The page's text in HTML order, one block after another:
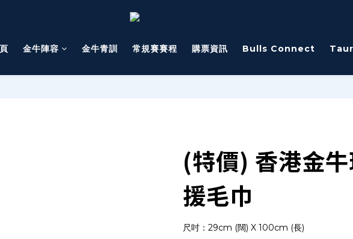
金牛陣容 金牛青訓 常規賽賽程 購票資訊 Bulls Connect
(特價) 香港金
援毛巾
尺吋：29cm (闊) X 100cm (長)